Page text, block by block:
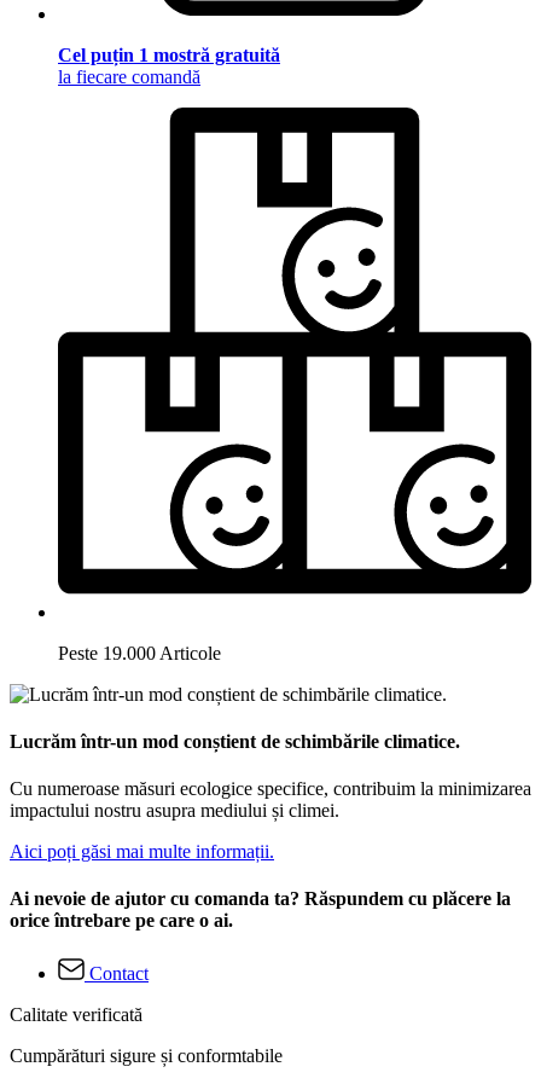
Cel puțin 1 mostră gratuită
la fiecare comandă
Peste 19.000 Articole
Lucrăm într-un mod conștient de schimbările climatice.
Cu numeroase măsuri ecologice specifice, contribuim la minimizarea
impactului nostru asupra mediului și climei.
Aici poți găsi mai multe informații.
Ai nevoie de ajutor cu comanda ta? Răspundem cu plăcere la
orice întrebare pe care o ai.
Contact
Calitate verificată
Cumpărături sigure și conformtabile